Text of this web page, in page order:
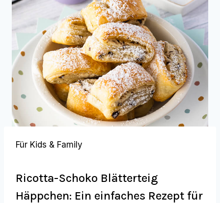
Für Kids & Family
Ricotta-Schoko Blätterteig
Häppchen: Ein einfaches Rezept für